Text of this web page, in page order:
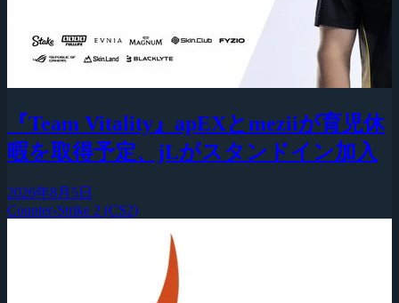
『Team Vitality』apEXとmeziiが育児休
暇を取得予定、jLがスタンドイン加入
2026年8月5日
Counter-Strike 2 (CS2)